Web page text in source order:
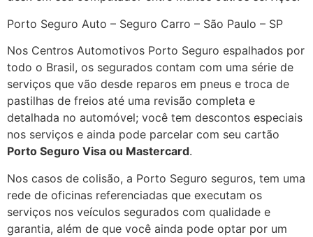
Porto Seguro Auto – Seguro Carro – São Paulo – SP
Nos Centros Automotivos Porto Seguro espalhados por
todo o Brasil, os segurados contam com uma série de
serviços que vão desde reparos em pneus e troca de
pastilhas de freios até uma revisão completa e
detalhada no automóvel; você tem descontos especiais
nos serviços e ainda pode parcelar com seu cartão
Porto Seguro Visa ou Mastercard.
Nos casos de colisão, a Porto Seguro seguros, tem uma
rede de oficinas referenciadas que executam os
serviços nos veículos segurados com qualidade e
garantia, além de que você ainda pode optar por um